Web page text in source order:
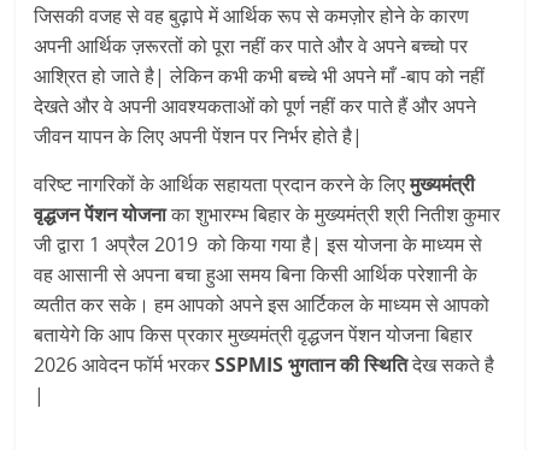
जिसकी वजह से वह बुढ़ापे में आर्थिक रूप से कमज़ोर होने के कारण
अपनी आर्थिक ज़रूरतों को पूरा नहीं कर पाते और वे अपने बच्चो पर
आश्रित हो जाते है| लेकिन कभी कभी बच्चे भी अपने माँ -बाप को नहीं
देखते और वे अपनी आवश्यकताओं को पूर्ण नहीं कर पाते हैं और अपने
जीवन यापन के लिए अपनी पेंशन पर निर्भर होते है|
वरिष्ट नागरिकों के आर्थिक सहायता प्रदान करने के लिएमुख्यमंत्री
वृद्धजन पेंशन योजनाका शुभारम्भ बिहार के मुख्यमंत्री श्री नितीश कुमार
जी द्वारा 1 अप्रैल 2019 को किया गया है| इस योजना के माध्यम से
वह आसानी से अपना बचा हुआ समय बिना किसी आर्थिक परेशानी के
व्यतीत कर सके। हम आपको अपने इस आर्टिकल के माध्यम से आपको
बतायेगे कि आप किस प्रकार मुख्यमंत्री वृद्धजन पेंशन योजना बिहार
2026 आवेदन फॉर्म भरकरSSPMIS भुगतान की स्थितिदेख सकते है
|